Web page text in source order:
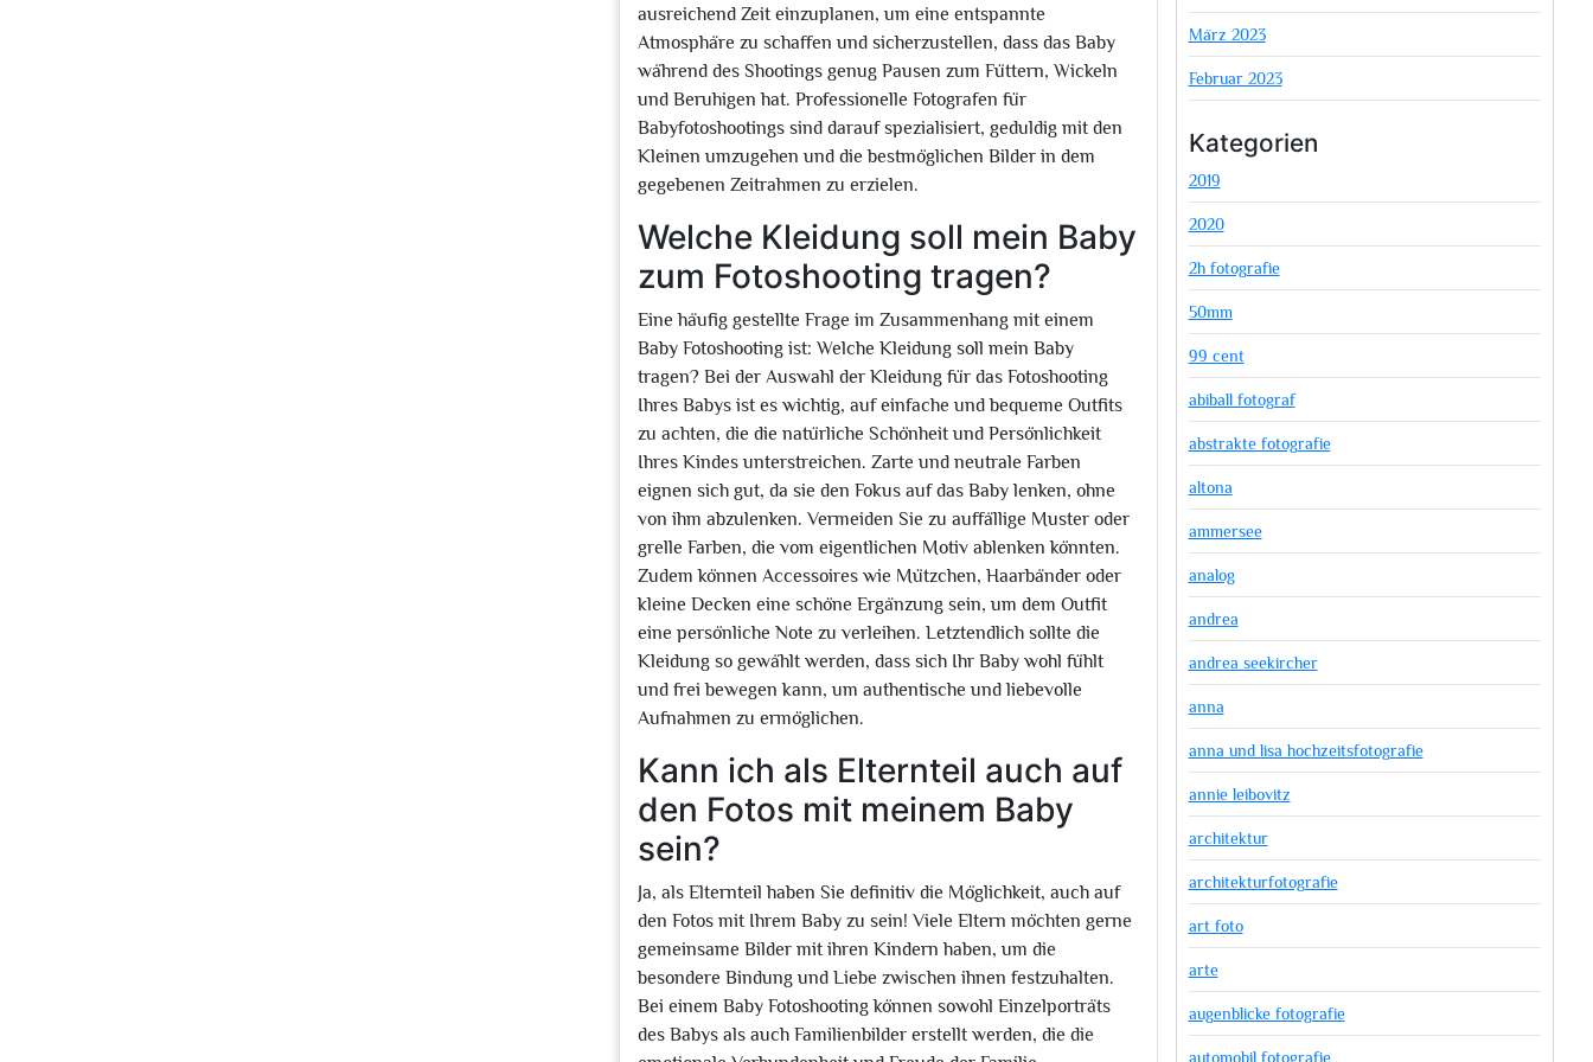
ausreichend Zeit einzuplanen, um eine entspannte
Atmosphäre zu schaffen und sicherzustellen, dass das Baby
während des Shootings genug Pausen zum Füttern, Wickeln
und Beruhigen hat. Professionelle Fotografen für
Babyfotoshootings sind darauf spezialisiert, geduldig mit den
Kleinen umzugehen und die bestmöglichen Bilder in dem
gegebenen Zeitrahmen zu erzielen.
Welche Kleidung soll mein Baby
zum Fotoshooting tragen?
Eine häufig gestellte Frage im Zusammenhang mit einem
Baby Fotoshooting ist: Welche Kleidung soll mein Baby
tragen? Bei der Auswahl der Kleidung für das Fotoshooting
Ihres Babys ist es wichtig, auf einfache und bequeme Outfits
zu achten, die die natürliche Schönheit und Persönlichkeit
Ihres Kindes unterstreichen. Zarte und neutrale Farben
eignen sich gut, da sie den Fokus auf das Baby lenken, ohne
von ihm abzulenken. Vermeiden Sie zu auffällige Muster oder
grelle Farben, die vom eigentlichen Motiv ablenken könnten.
Zudem können Accessoires wie Mützchen, Haarbänder oder
kleine Decken eine schöne Ergänzung sein, um dem Outfit
eine persönliche Note zu verleihen. Letztendlich sollte die
Kleidung so gewählt werden, dass sich Ihr Baby wohl fühlt
und frei bewegen kann, um authentische und liebevolle
Aufnahmen zu ermöglichen.
Kann ich als Elternteil auch auf
den Fotos mit meinem Baby
sein?
Ja, als Elternteil haben Sie definitiv die Möglichkeit, auch auf
den Fotos mit Ihrem Baby zu sein! Viele Eltern möchten gerne
gemeinsame Bilder mit ihren Kindern haben, um die
besondere Bindung und Liebe zwischen ihnen festzuhalten.
Bei einem Baby Fotoshooting können sowohl Einzelporträts
des Babys als auch Familienbilder erstellt werden, die die
März 2023
Februar 2023
Kategorien
2019
2020
2h fotografie
50mm
99 cent
abiball fotograf
abstrakte fotografie
altona
ammersee
analog
andrea
andrea seekircher
anna
anna und lisa hochzeitsfotografie
annie leibovitz
architektur
architekturfotografie
art foto
arte
augenblicke fotografie
automobil fotografie